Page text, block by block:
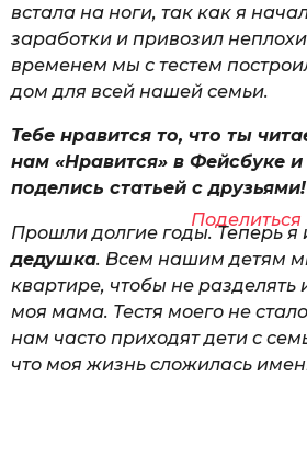
встала на ноги, так как я
заработки и привозил
временем мы с тестем
дом для всей нашей семьи.
Тебе нравится то, что ты
нам «Нравится» в Фейсбуке и
поделись статьей с друзьями!
Поделиться
Прошли долгие годы. Теперь я
дедушка. Всем нашим детям
квартире, чтобы не разделять
моя мама. Тестя моего не
нам часто приходят дети с
что моя жизнь сложилась